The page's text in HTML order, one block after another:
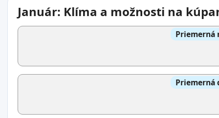
Január: Klíma a možnosti na
Priemerná
Priemerná